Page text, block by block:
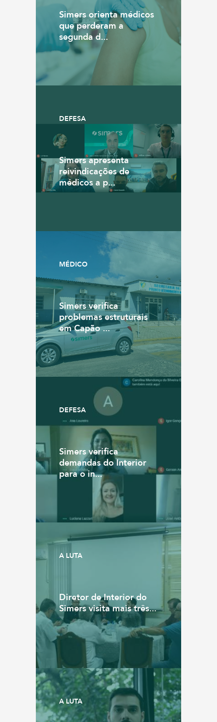
Simers orienta médicos
que perderam a
segunda d...
DEFESA
Simers apresenta
reivindicações de
médicos a p...
MÉDICO
Simers verifica
problemas estruturais
em Capão ...
DEFESA
Simers verifica
demandas do Interior
para o in...
A LUTA
Diretor de Interior do
Simers visita mais três...
A LUTA